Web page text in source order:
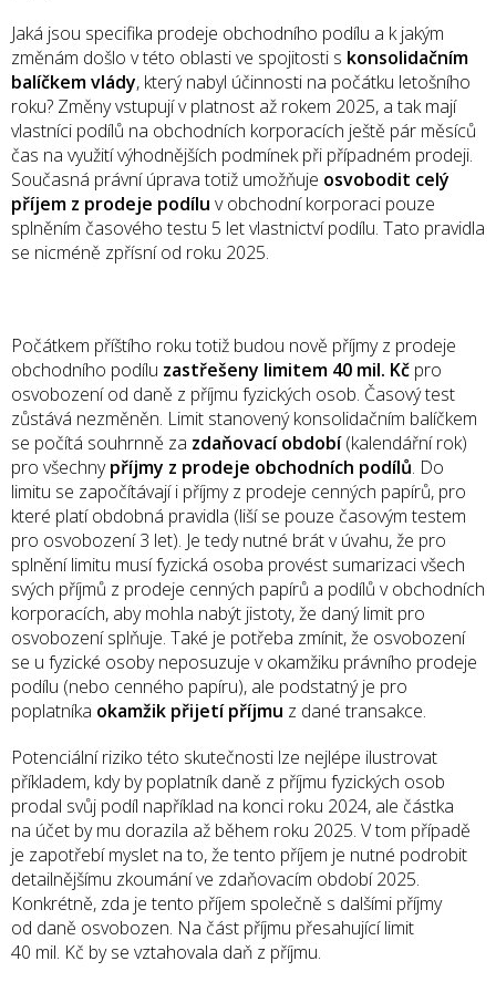
Jaká jsou specifika prodeje obchodního podílu a k jakým
změnám došlo v této oblasti ve spojitosti s konsolidačním
balíčkem vlády, který nabyl účinnosti na počátku letošního
roku? Změny vstupují v platnost až rokem 2025, a tak mají
vlastníci podílů na obchodních korporacích ještě pár měsíců
čas na využití výhodnějších podmínek při případném prodeji.
Současná právní úprava totiž umožňuje osvobodit celý
příjem z prodeje podílu v obchodní korporaci pouze
splněním časového testu 5 let vlastnictví podílu. Tato pravidla
se nicméně zpřísní od roku 2025.
Počátkem příštího roku totiž budou nově příjmy z prodeje
obchodního podílu zastřešeny limitem 40 mil. Kč pro
osvobození od daně z příjmu fyzických osob. Časový test
zůstává nezměněn. Limit stanovený konsolidačním balíčkem
se počítá souhrnně za zdaňovací období(kalendářní rok)
pro všechnypříjmy z prodeje obchodních podílů. Do
limitu se započítávají i příjmy z prodeje cenných papírů, pro
které platí obdobná pravidla (liší se pouze časovým testem
pro osvobození 3 let). Je tedy nutné brát v úvahu, že pro
splnění limitu musí fyzická osoba provést sumarizaci všech
svých příjmů z prodeje cenných papírů a podílů v obchodních
korporacích, aby mohla nabýt jistoty, že daný limit pro
osvobození splňuje. Také je potřeba zmínit, že osvobození
se u fyzické osoby neposuzuje v okamžiku právního prodeje
podílu (nebo cenného papíru), ale podstatný je pro
poplatníka okamžik přijetí příjmu z dané transakce.
Potenciální riziko této skutečnosti lze nejlépe ilustrovat
příkladem, kdy by poplatník daně z příjmu fyzických osob
prodal svůj podíl například na konci roku 2024, ale částka
na účet by mu dorazila až během roku 2025. V tom případě
je zapotřebí myslet na to, že tento příjem je nutné podrobit
detailnějšímu zkoumání ve zdaňovacím období 2025.
Konkrétně, zda je tento příjem společně s dalšími příjmy
od daně osvobozen. Na část příjmu přesahující limit
40 mil. Kč by se vztahovala daň z příjmu.